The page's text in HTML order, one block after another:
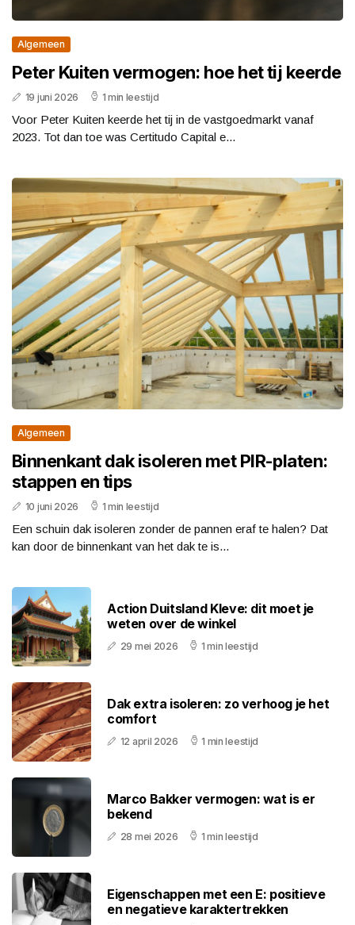
Algemeen
Peter Kuiten vermogen: hoe het tij keerde
19 juni 2026 1 min leestijd
Voor Peter Kuiten keerde het tij in de vastgoedmarkt vanaf
2023. Tot dan toe was Certitudo Capital e...
Algemeen
Binnenkant dak isoleren met PIR-platen:
stappen en tips
10 juni 2026 1 min leestijd
Een schuin dak isoleren zonder de pannen eraf te halen? Dat
kan door de binnenkant van het dak te is...
Action Duitsland Kleve: dit moet je
weten over de winkel
29 mei 2026 1 min leestijd
Dak extra isoleren: zo verhoog je het
comfort
12 april 2026 1 min leestijd
Marco Bakker vermogen: wat is er
bekend
28 mei 2026 1 min leestijd
Eigenschappen met een E: positieve
en negatieve karaktertrekken